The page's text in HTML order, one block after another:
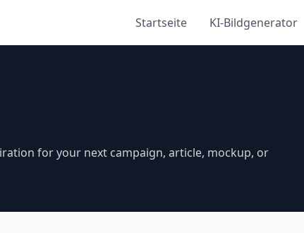
Startseite KI-Bildgenerator
for your next campaign, article, mockup, or